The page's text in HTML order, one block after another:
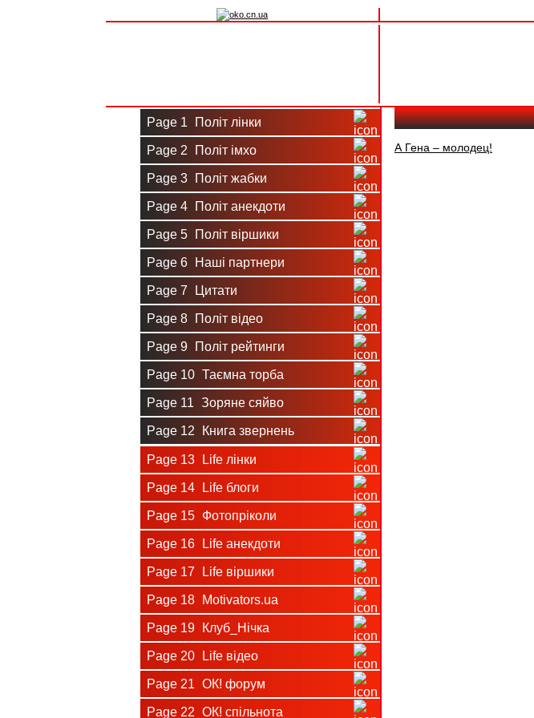
Page 1 Політ лінки
Page 2 Політ імхо
Page 3 Політ жабки
Page 4 Політ анекдоти
Page 5 Політ віршики
Page 6 Наші партнери
Page 7 Цитати
Page 8 Політ відео
Page 9 Політ рейтинги
Page 10 Таємна торба
Page 11 Зоряне сяйво
Page 12 Книга звернень
Page 13 Life лінки
Page 14 Life блоги
Page 15 Фотопріколи
Page 16 Life анекдоти
Page 17 Life віршики
Page 18 Motivators.ua
Page 19 Клуб_Нічка
Page 20 Life відео
Page 21 ОК! форум
Page 22 ОК! спільнота
А Гена – молодец!